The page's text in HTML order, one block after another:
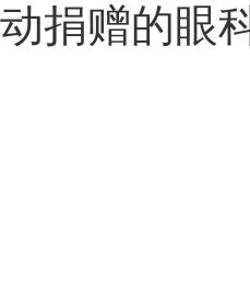
动捐赠的眼